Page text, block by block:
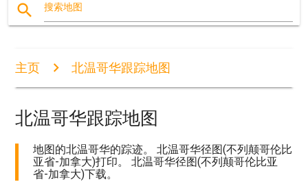
search 搜索地图
主页 北温哥华跟踪地图
北温哥华跟踪地图
地图的北温哥华的踪迹。 北温哥华径图(不列颠哥伦比
亚省-加拿大)打印。 北温哥华径图(不列颠哥伦比亚
省-加拿大)下载。